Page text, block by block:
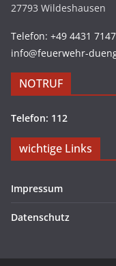
27793 Wildeshausen
Telefon: +49 4431
info@feuerwehr-
NOTRUF
Telefon: 112
wichtige Links
Impressum
Datenschutz